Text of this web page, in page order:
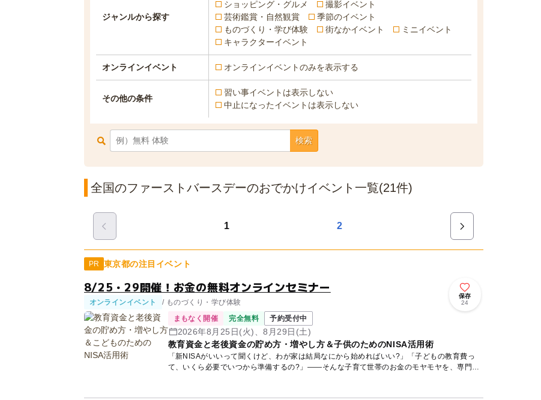
ジャンルから探す
ショッピング・グルメ
撮影イベント
芸術鑑賞・自然観賞
季節のイベント
ものづくり・学び体験
街なかイベント
ミニイベント
キャラクターイベント
オンラインイベント オンラインイベントのみを表示する
その他の条件
習い事イベントは表示しない
中止になったイベントは表示しない
検索
全国のファーストバースデーのおでかけイベント一覧(21件)
1 2
PR 東京都の注目イベント
8/25・29開催！お金の無料オンラインセミナー
オンラインイベント / ものづくり・学び体験
保存
24
まもなく開催 完全無料 予約受付中
2026年8月25日(火)、8月29日(土)
教育資金と老後資金の貯め方・増やし方＆子供のためのNISA活用術
「新NISAがいいって聞くけど、わが家は結局なにから始めればいい?」「子どもの教育費っ
て、いくら必要でいつから準備するの?」——そんな子育て世帯のお金のモヤモヤを、専門の